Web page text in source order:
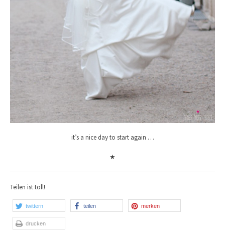
it’s a nice day to start again …
★
Teilen ist toll!
twittern teilen merken
drucken